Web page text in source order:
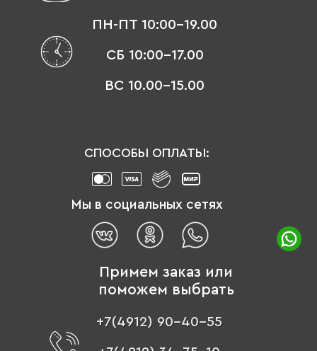
ПН-ПТ 10:00-19.00
СБ 10:00-17.00
ВС 10.00-15.00
СПОСОБЫ ОПЛАТЫ:
Мы в социальных сетях
Примем заказ или
поможем выбрать
+7(4912) 90-40-55